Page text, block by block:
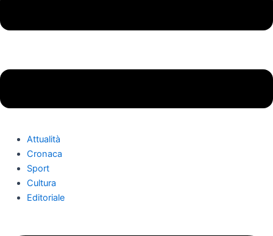
Attualità
Cronaca
Sport
Cultura
Editoriale